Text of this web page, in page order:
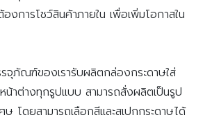
งการโชว์สินค้าภายใน เพื่อเพิ่มโอกาสใน
ภัณฑ์ของเรารับผลิตกล่องกระดาษใส่
หน้าต่างทุกรูปแบบ สามารถสั่งผลิตเป็นรูป
โดยสามารถเลือกสีและสเปกกระดาษได้